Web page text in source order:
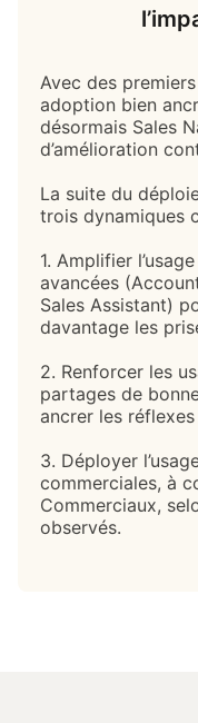
Avec des
adoption bien
désormais Sales
d’amélioration
La suite du
trois dynamiques
1. Amplifier
avancées
Sales Assistant)
davantage les
2. Renforcer les
partages de
ancrer les
3. Déployer
commerciales, à
Commerciaux,
observés.